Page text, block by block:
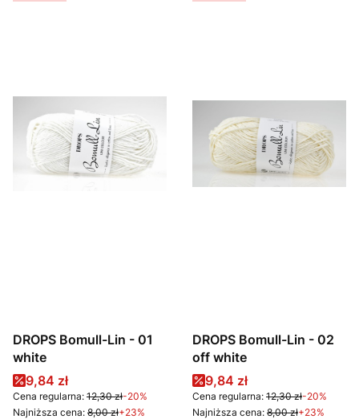
DROPS Bomull-Lin - 01
white
Cena promocyjna
9,84 zł
Cena regularna: 12,30 zł-20%
Najniższa cena: 8,00 zł+23%
DROPS Bomull-Lin - 02
off white
Cena promocyjna
9,84 zł
Cena regularna: 12,30 zł-20%
Najniższa cena: 8,00 zł+23%